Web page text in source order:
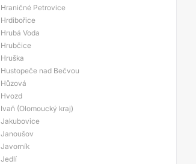
Hraničné Petrovice
Hrdibořice
Hrubá Voda
Hrubčice
Hruška
Hustopeče nad Bečvou
Hůzová
Hvozd
Ivaň (Olomoucký kraj)
Jakubovice
Janoušov
Javorník
Jedlí